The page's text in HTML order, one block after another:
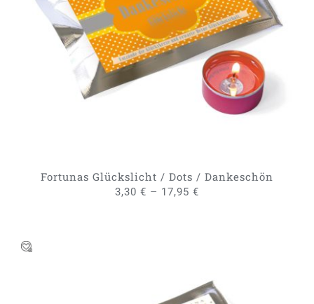
AUSFÜHRUNG WÄHLEN DIESES
PRODUKT
WEIST
MEHRERE
VARIANTEN
AUF.
DIE
OPTIONEN
GEWÄHLT
/
DETAILS
Fortunas Glückslicht / Dots / Dankeschön
3,30 € – 17,95 €